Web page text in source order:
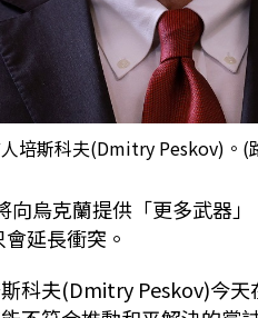
培斯科夫(Dmitry Peskov)。(
烏克蘭提供「更多武器
延長衝突。
科夫(Dmitry Peskov)今